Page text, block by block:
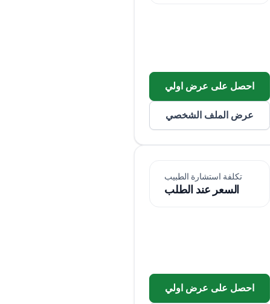
احصل على عرض اولي
عرض الملف الشخصي
تكلفة استشارة الطبيب
السعر عند الطلب
احصل على عرض اولي